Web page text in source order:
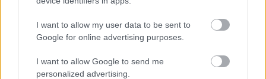
I want to allow my user data to be sent to
Google for online advertising purposes.
I want to allow Google to send me
personalized advertising.